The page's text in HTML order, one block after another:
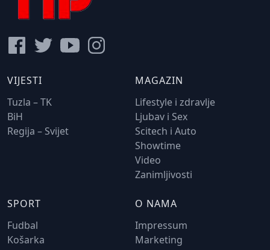
VIJESTI
Tuzla – TK
BiH
Regija – Svijet
MAGAZIN
Lifestyle i zdravlje
Ljubav i Sex
Scitech i Auto
Showtime
Video
Zanimljivosti
SPORT
Fudbal
Košarka
O NAMA
Impressum
Marketing